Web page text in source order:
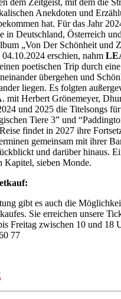
dem Zeitgeist, mit dem die
Anekdoten und
hat. Für das Jahr
in Deutschland, Österreich
„Von Der Schönheit und
erschien, nahm
poetischen Trip durch
übergehen und
liegen. Es folgten
mit Herbert Grönemeyer,
und 2025 die Titelsongs
Tiere 3” und
findet in 2027 ihre
gemeinsam mit ihrer
und darüber hinaus.
Kapitel, sieben Monde.
gibt es auch die
Sie erreichen unsere
Freitag zwischen 10 und 18
77